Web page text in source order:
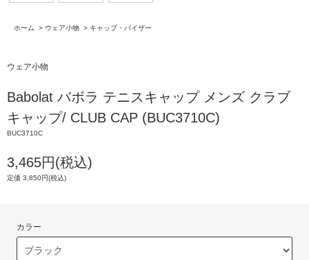
ホーム > ウェア小物 > キャップ・バイザー
ウェア小物
Babolat バボラ テニスキャップ メンズ クラブ
キャップ/ CLUB CAP (BUC3710C)
BUC3710C
3,465円(税込)
定価 3,850円(税込)
カラー